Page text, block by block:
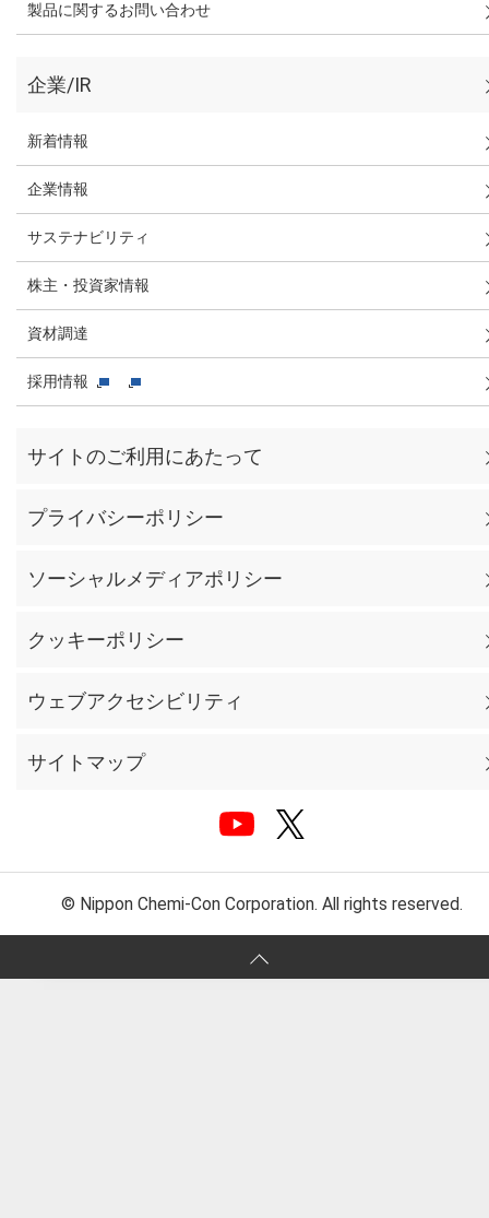
製品に関するお問い合わせ
企業/IR
新着情報
企業情報
サステナビリティ
株主・投資家情報
資材調達
採用情報
サイトのご利用にあたって
プライバシーポリシー
ソーシャルメディアポリシー
クッキーポリシー
ウェブアクセシビリティ
サイトマップ
© Nippon Chemi-Con Corporation. All rights reserved.